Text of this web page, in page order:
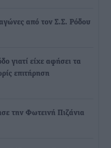
από τον Σ.Σ. Ρόδου
γιατί είχε αφήσει τα
επιτήρηση
την Φωτεινή Πιζάνια